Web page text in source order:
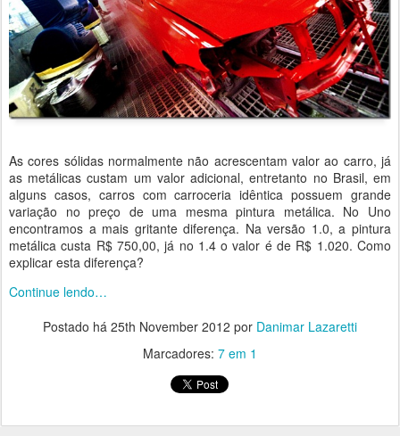
As cores sólidas normalmente não acrescentam valor ao carro, já
as metálicas custam um valor adicional, entretanto no Brasil, em
alguns casos, carros com carroceria idêntica possuem grande
variação no preço de uma mesma pintura metálica. No Uno
encontramos a mais gritante diferença. Na versão 1.0, a pintura
metálica custa R$ 750,00, já no 1.4 o valor é de R$ 1.020. Como
explicar esta diferença?
Continue lendo…
Postado há 25th November 2012 por Danimar Lazaretti
Marcadores: 7 em 1